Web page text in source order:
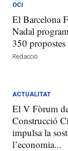
OCI
El Barcelona
Nadal
350 propostes
Redacció
ACTUALITAT
El V Fòrum
Construcció
impulsa la
l’economia...